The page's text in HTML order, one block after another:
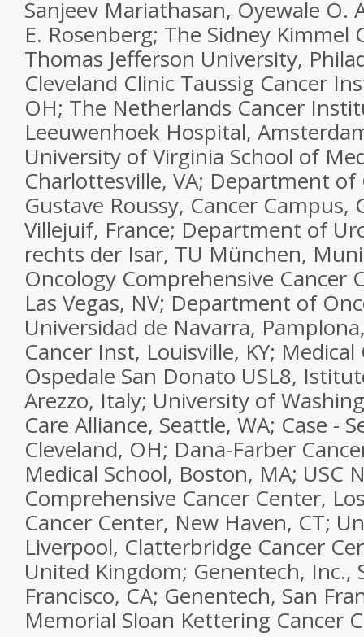
Sanjeev Mariathasan, Oyewale O.
E. Rosenberg; The Sidney Kimmel
Thomas Jefferson University,
Cleveland Clinic Taussig Cancer
OH; The Netherlands Cancer
Leeuwenhoek Hospital,
University of Virginia School of
Charlottesville, VA; Department of
Gustave Roussy, Cancer Campus,
Villejuif, France; Department of
rechts der Isar, TU München,
Oncology Comprehensive Cancer
Las Vegas, NV; Department of
Universidad de Navarra,
Cancer Inst, Louisville, KY;
Ospedale San Donato USL8,
Arezzo, Italy; University of
Care Alliance, Seattle, WA; Case -
Cleveland, OH; Dana-Farber
Medical School, Boston, MA; USC
Comprehensive Cancer Center,
Cancer Center, New Haven, CT;
Liverpool, Clatterbridge Cancer
United Kingdom; Genentech, Inc.,
Francisco, CA; Genentech, San
Memorial Sloan Kettering Cancer